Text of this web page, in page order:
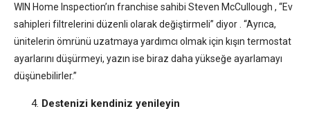
WIN Home Inspection’ın franchise sahibi Steven McCullough , “Ev
sahipleri filtrelerini düzenli olarak değiştirmeli” diyor . “Ayrıca,
ünitelerin ömrünü uzatmaya yardımcı olmak için kışın termostat
ayarlarını düşürmeyi, yazın ise biraz daha yükseğe ayarlamayı
düşünebilirler.”
Destenizi kendiniz yenileyin